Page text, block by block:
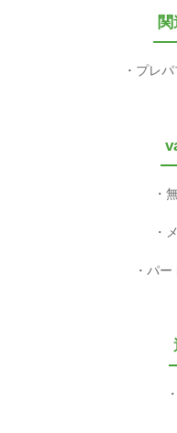
プレ
パー